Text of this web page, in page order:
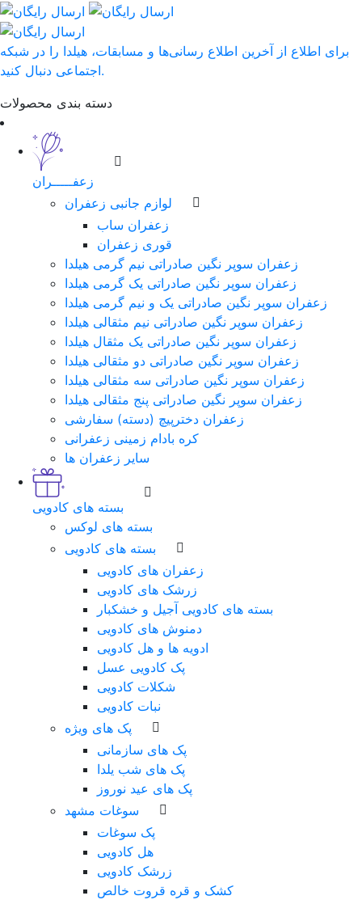
برای اطلاع از آخرین اطلاع رسانی‌ها و مسابقات، هیلدا را در شبکه
اجتماعی دنبال کنید.
دسته بندی محصولات
زعفـــــران
لوازم جانبی زعفران
زعفران ساب
قوری زعفران
زعفران سوپر نگین صادراتی نیم گرمی هیلدا
زعفران سوپر نگین صادراتی یک گرمی هیلدا
زعفران سوپر نگین صادراتی یک و نیم گرمی هیلدا
زعفران سوپر نگین صادراتی نیم مثقالی هیلدا
زعفران سوپر نگین صادراتی یک مثقال هیلدا
زعفران سوپر نگین صادراتی دو مثقالی هیلدا
زعفران سوپر نگین صادراتی سه مثقالی هیلدا
زعفران سوپر نگین صادراتی پنج مثقالی هیلدا
زعفران دخترپیچ (دسته) سفارشی
کره بادام زمینی زعفرانی
سایر زعفران ها
بسته های کادویی
بسته های لوکس
بسته های کادویی
زعفران های کادویی
زرشک های کادویی
بسته های کادویی آجیل و خشکبار
دمنوش های کادویی
ادویه ها و هل کادویی
پک کادویی عسل
شکلات کادویی
نبات کادویی
پک های ویژه
پک های سازمانی
پک های شب یلدا
پک های عید نوروز
سوغات مشهد
پک سوغات
هل کادویی
زرشک کادویی
کشک و قره قروت خالص